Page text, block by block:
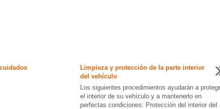
Limpieza y protección de la parte interior
del vehículo
Los siguientes procedimientos ayudarán a
el interior de su vehículo y a mantenerlo en
perfectas condiciones: Protección del interior del